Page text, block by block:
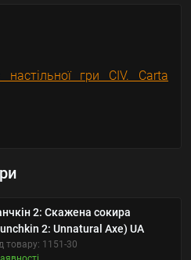
гри CIV. Carta
2: Скажена сокира
2: Unnatural Axe) UA
товару: 1151-30